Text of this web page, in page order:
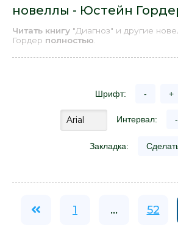
новеллы - Юстейн
Читать книгу "Диагноз" и другие
Гордер полностью
Шрифт: - +
Интервал: -
Закладка:
1 ... 52